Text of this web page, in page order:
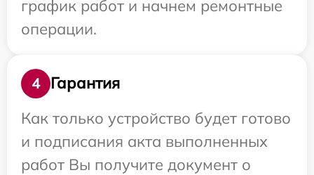
график работ и начнем ремонтные
операции.
4
Гарантия
Как только устройство будет готово
и подписания акта выполненных
работ Вы получите документ о